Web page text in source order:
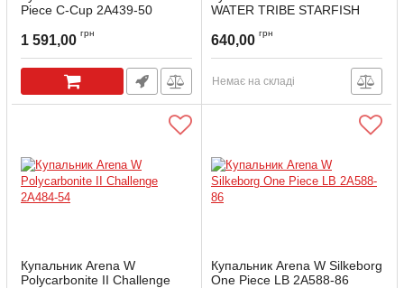
Piece C-Cup 2A439-50
1 591,00 грн
WATER TRIBE STARFISH
Артикул: 1B458-807-4-5
640,00 грн
Немає на складі
Купальник Аrena W
Polycarbonite II Challenge
Купальник Аrena W Silkeborg
One Piece LB 2A588-86